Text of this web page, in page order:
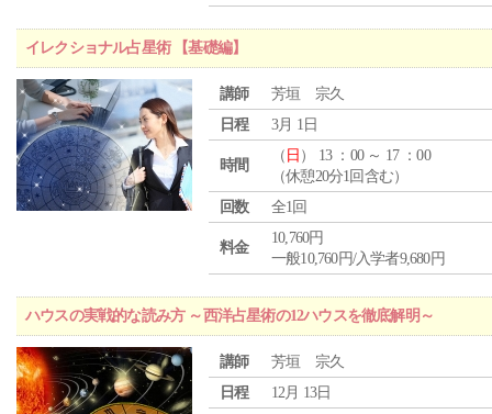
イレクショナル占星術 【基礎編】
講師
芳垣 宗久
日程
3月 1日
時間
（ 日 ） 13 ：00 ～ 17 ：00
（休憩20分1回含む）
回数
全1回
料金
10,760円
一般10,760円/入学者9,680円
ハウスの実戦的な読み方 ～西洋占星術の12ハウスを徹底解明～
講師
芳垣 宗久
日程
12月 13日